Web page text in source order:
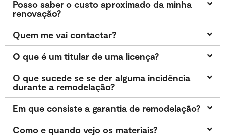
Posso saber o custo aproximado da minha
renovação?
Quem me vai contactar?
O que é um titular de uma licença?
O que sucede se se der alguma incidência
durante a remodelação?
Em que consiste a garantia de remodelação?
Como e quando vejo os materiais?